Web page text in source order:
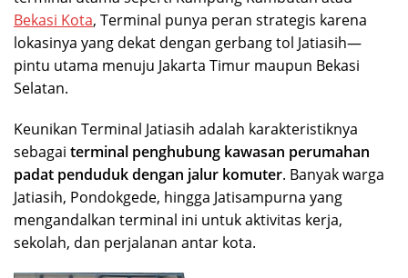
Bekasi Kota, Terminal punya peran strategis karena
lokasinya yang dekat dengan gerbang tol Jatiasih—
pintu utama menuju Jakarta Timur maupun Bekasi
Selatan.
Keunikan Terminal Jatiasih adalah karakteristiknya
sebagai terminal penghubung kawasan perumahan
padat penduduk dengan jalur komuter. Banyak warga
Jatiasih, Pondokgede, hingga Jatisampurna yang
mengandalkan terminal ini untuk aktivitas kerja,
sekolah, dan perjalanan antar kota.